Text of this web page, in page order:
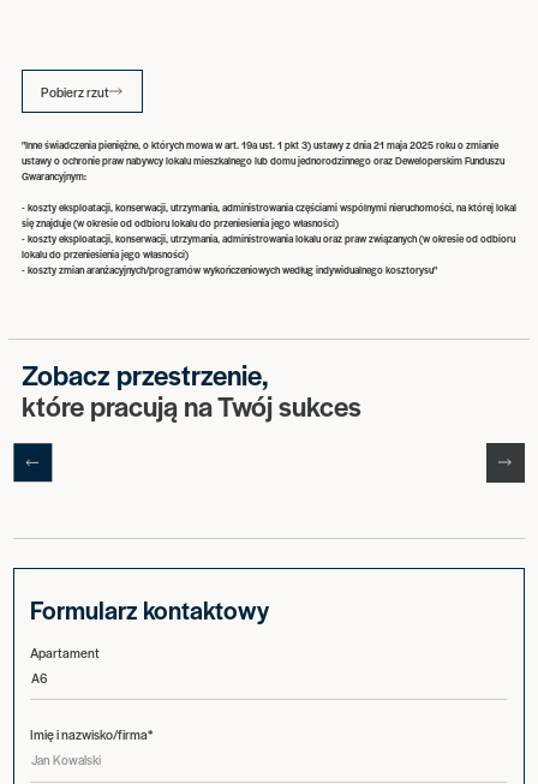
Pobierz rzut
"Inne świadczenia pieniężne, o których mowa w art. 19a ust. 1 pkt 3) ustawy z dnia 21 maja 2025 roku o zmianie
ustawy o ochronie praw nabywcy lokalu mieszkalnego lub domu jednorodzinnego oraz Deweloperskim Funduszu
Gwarancyjnym:
- koszty eksploatacji, konserwacji, utrzymania, administrowania częściami wspólnymi nieruchomości, na której lokal
się znajduje (w okresie od odbioru lokalu do przeniesienia jego własności)
- koszty eksploatacji, konserwacji, utrzymania, administrowania lokalu oraz praw związanych (w okresie od odbioru
lokalu do przeniesienia jego własności)
- koszty zmian aranżacyjnych/programów wykończeniowych według indywidualnego kosztorysu"
Zobacz przestrzenie,
które pracują na Twój sukces
Formularz kontaktowy
Apartament
Imię i nazwisko/firma*